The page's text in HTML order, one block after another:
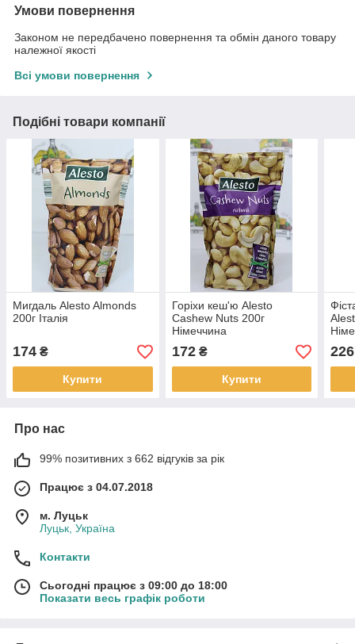
Умови повернення
Законом не передбачено повернення та обмін даного товару
належної якості
Всі умови повернення
Подібні товари компанії
Мигдаль Alesto Almonds
200г Італія
174 ₴
Купити
Горіхи кеш'ю Alesto
Cashew Nuts 200г
Німеччина
172₴
Купити
226
Про нас
99% позитивних з 662 відгуків за рік
Працює з 04.07.2018
м. Луцьк
Луцьк, Україна
Контакти
Сьогодні працює з 09:00 до 18:00
Показати весь графік роботи